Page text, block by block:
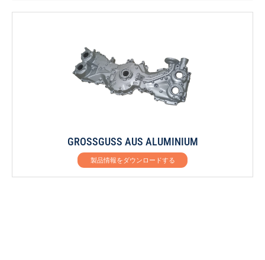
GROSSGUSS AUS ALUMINIUM
製品情報をダウンロードする